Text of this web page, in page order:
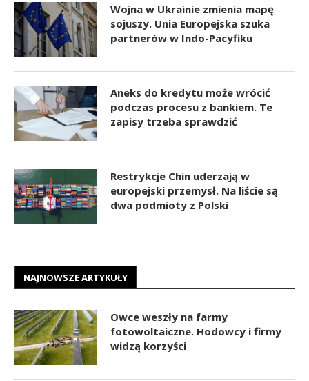
Wojna w Ukrainie zmienia mapę
sojuszy. Unia Europejska szuka
partnerów w Indo-Pacyfiku
Aneks do kredytu może wrócić
podczas procesu z bankiem. Te
zapisy trzeba sprawdzić
Restrykcje Chin uderzają w
europejski przemysł. Na liście są
dwa podmioty z Polski
NAJNOWSZE ARTYKUŁY
Owce weszły na farmy
fotowoltaiczne. Hodowcy i firmy
widzą korzyści